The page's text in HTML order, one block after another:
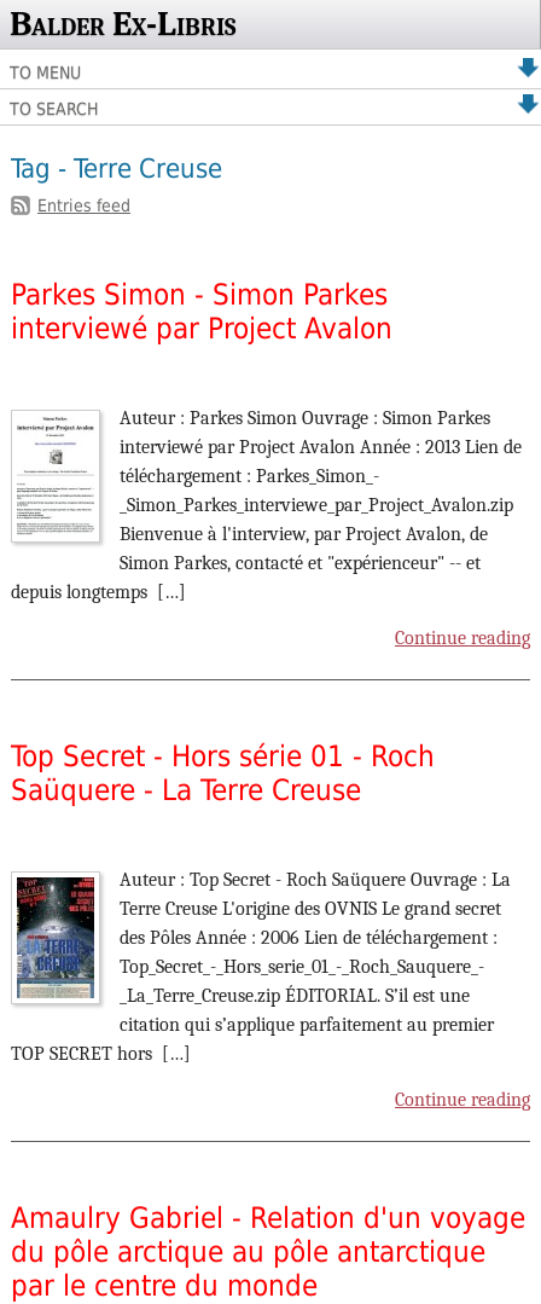
Balder Ex-Libris
TO MENU
TO SEARCH
Tag - Terre Creuse
Entries feed
Parkes Simon - Simon Parkes
interviewé par Project Avalon
Auteur : Parkes Simon Ouvrage : Simon Parkes
interviewé par Project Avalon Année : 2013 Lien de
téléchargement : Parkes_Simon_-
_Simon_Parkes_interviewe_par_Project_Avalon.zip
Bienvenue à l'interview, par Project Avalon, de
Simon Parkes, contacté et "expérienceur" -- et
depuis longtemps […]
Continue reading
Top Secret - Hors série 01 - Roch
Saüquere - La Terre Creuse
Auteur : Top Secret - Roch Saüquere Ouvrage : La
Terre Creuse L'origine des OVNIS Le grand secret
des Pôles Année : 2006 Lien de téléchargement :
Top_Secret_-_Hors_serie_01_-_Roch_Sauquere_-
_La_Terre_Creuse.zip ÉDITORIAL. S’il est une
citation qui s’applique parfaitement au premier
TOP SECRET hors […]
Continue reading
Amaulry Gabriel - Relation d'un voyage
du pôle arctique au pôle antarctique
par le centre du monde